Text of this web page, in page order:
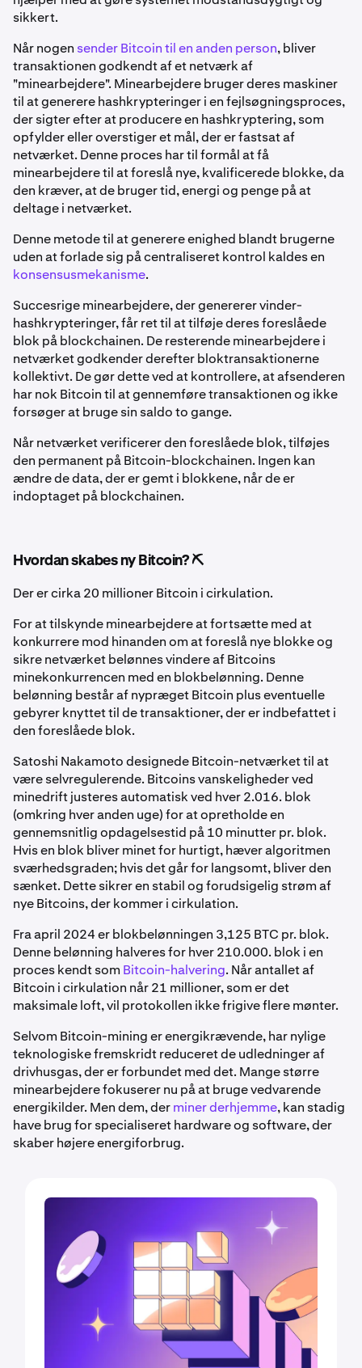
sikkert.
Når nogen sender Bitcoin til en anden person, bliver
transaktionen godkendt af et netværk af
"minearbejdere". Minearbejdere bruger deres maskiner
til at generere hashkrypteringer i en fejlsøgningsproces,
der sigter efter at producere en hashkryptering, som
opfylder eller overstiger et mål, der er fastsat af
netværket. Denne proces har til formål at få
minearbejdere til at foreslå nye, kvalificerede blokke, da
den kræver, at de bruger tid, energi og penge på at
deltage i netværket.
Denne metode til at generere enighed blandt brugerne
uden at forlade sig på centraliseret kontrol kaldes en
konsensusmekanisme.
Succesrige minearbejdere, der genererer vinder-
hashkrypteringer, får ret til at tilføje deres foreslåede
blok på blockchainen. De resterende minearbejdere i
netværket godkender derefter bloktransaktionerne
kollektivt. De gør dette ved at kontrollere, at afsenderen
har nok Bitcoin til at gennemføre transaktionen og ikke
forsøger at bruge sin saldo to gange.
Når netværket verificerer den foreslåede blok, tilføjes
den permanent på Bitcoin-blockchainen. Ingen kan
ændre de data, der er gemt i blokkene, når de er
indoptaget på blockchainen.
Hvordan skabes ny Bitcoin? ⛏️
Der er cirka 20 millioner Bitcoin i cirkulation.
For at tilskynde minearbejdere at fortsætte med at
konkurrere mod hinanden om at foreslå nye blokke og
sikre netværket belønnes vindere af Bitcoins
minekonkurrencen med en blokbelønning. Denne
belønning består af nypræget Bitcoin plus eventuelle
gebyrer knyttet til de transaktioner, der er indbefattet i
den foreslåede blok.
Satoshi Nakamoto designede Bitcoin-netværket til at
være selvregulerende. Bitcoins vanskeligheder ved
minedrift justeres automatisk ved hver 2.016. blok
(omkring hver anden uge) for at opretholde en
gennemsnitlig opdagelsestid på 10 minutter pr. blok.
Hvis en blok bliver minet for hurtigt, hæver algoritmen
sværhedsgraden; hvis det går for langsomt, bliver den
sænket. Dette sikrer en stabil og forudsigelig strøm af
nye Bitcoins, der kommer i cirkulation.
Fra april 2024 er blokbelønningen 3,125 BTC pr. blok.
Denne belønning halveres for hver 210.000. blok i en
proces kendt som Bitcoin-halvering. Når antallet af
Bitcoin i cirkulation når 21 millioner, som er det
maksimale loft, vil protokollen ikke frigive flere mønter.
Selvom Bitcoin-mining er energikrævende, har nylige
teknologiske fremskridt reduceret de udledninger af
drivhusgas, der er forbundet med det. Mange større
minearbejdere fokuserer nu på at bruge vedvarende
energikilder. Men dem, derminer derhjemme, kan stadig
have brug for specialiseret hardware og software, der
skaber højere energiforbrug.